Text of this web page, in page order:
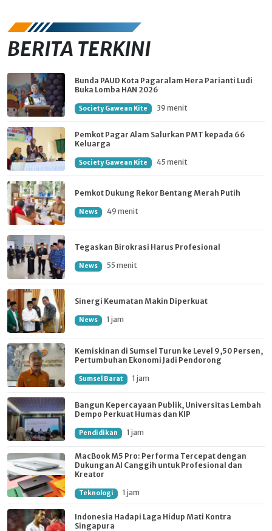
BERITA TERKINI
Bunda PAUD Kota Pagaralam Hera Parianti Ludi
Buka Lomba HAN 2026
Society Gawean Kite 39 menit
Pemkot Pagar Alam Salurkan PMT kepada 66
Keluarga
Society Gawean Kite 45 menit
Pemkot Dukung Rekor Bentang Merah Putih
News 49 menit
Tegaskan Birokrasi Harus Profesional
News 55 menit
Sinergi Keumatan Makin Diperkuat
News 1 jam
Kemiskinan di Sumsel Turun ke Level 9,50 Persen,
Pertumbuhan Ekonomi Jadi Pendorong
Sumsel Barat 1 jam
Bangun Kepercayaan Publik, Universitas Lembah
Dempo Perkuat Humas dan KIP
Pendidikan 1 jam
MacBook M5 Pro: Performa Tercepat dengan
Dukungan AI Canggih untuk Profesional dan
Kreator
Teknologi 1 jam
Indonesia Hadapi Laga Hidup Mati Kontra
Singapura